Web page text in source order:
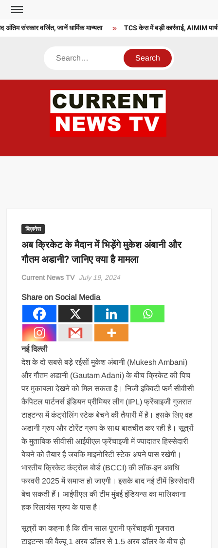
Skip
contentसंस्कार वर्जित, जानें धार्मिक मान्यता TCS केस में बड़ी कार्रवाई, AIMIM
Search
बिज़नेस
अब क्रिकेट के मैदान में भिड़ेंगे मुकेश अंबानी और
गौतम अडानी? जानिए क्या है मामला
Current News TV July 19, 2024
Share on Social Media
नई दिल्ली
देश के दो सबसे बड़े रईसों मुकेश अंबानी (Mukesh Ambani)
और गौतम अडानी (Gautam Adani) के बीच क्रिकेट की पिच
पर मुकाबला देखने को मिल सकता है। निजी इक्विटी फर्म सीवीसी
कैपिटल पार्टनर्स इंडियन प्रीमियर लीग (IPL) फ्रेंचाइजी गुजरात
टाइटन्स में कंट्रोलिंग स्टेक बेचने की तैयारी में है। इसके लिए वह
अडानी ग्रुप और टोरेंट ग्रुप के साथ बातचीत कर रही है। सूत्रों
के मुताबिक सीवीसी आईपीएल फ्रेंचाइजी में ज्यादातर हिस्सेदारी
बेचने को तैयार है जबकि माइनोरिटी स्टेक अपने पास रखेगी।
भारतीय क्रिकेट कंट्रोल बोर्ड (BCCI) की लॉक-इन अवधि
फरवरी 2025 में समाप्त हो जाएगी। इसके बाद नई टीमें हिस्सेदारी
बेच सकती हैं। आईपीएल की टीम मुंबई इंडियन्स का मालिकाना
हक रिलायंस ग्रुप के पास है।
सूत्रों का कहना है कि तीन साल पुरानी फ्रेंचाइजी गुजरात
टाइटन्स की वैल्यू 1 अरब डॉलर से 1.5 अरब डॉलर के बीच हो